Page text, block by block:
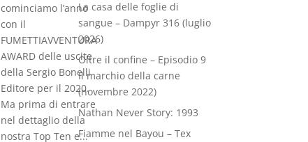
cominciamo l’anno
con il
FUMETTIAVVENTURA
AWARD delle uscite
della Sergio Bonelli
Editore per il 2020.
Ma prima di entrare
nel dettaglio della
nostra Top Ten e...
La casa delle foglie di
sangue – Dampyr 316 (luglio
2026)
Oltre il confine – Episodio 9
Il marchio della carne
(novembre 2022)
Nathan Never Story: 1993
Fiamme nel Bayou – Tex